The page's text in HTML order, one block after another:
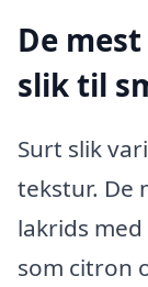
De
slik til
Surt slik
tekstur. De
lakrids
som citron